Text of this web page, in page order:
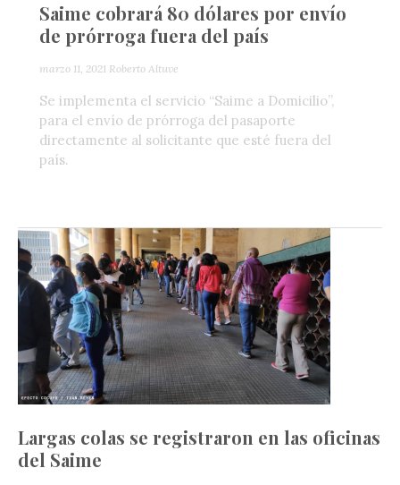
Saime cobrará 80 dólares por envío
de prórroga fuera del país
marzo 11, 2021 Roberto Altuve
Se implementa el servicio “Saime a Domicilio”,
para el envío de prórroga del pasaporte
directamente al solicitante que esté fuera del
país.
Largas colas se registraron en las oficinas
del Saime